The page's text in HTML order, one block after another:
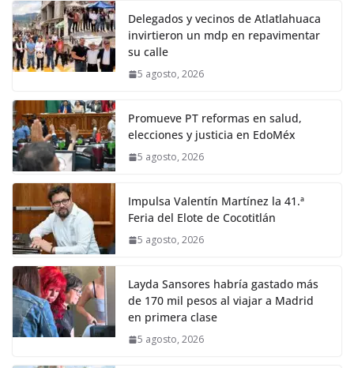
Delegados y vecinos de Atlatlahuaca
invirtieron un mdp en repavimentar
su calle
5 agosto, 2026
Promueve PT reformas en salud,
elecciones y justicia en EdoMéx
5 agosto, 2026
Impulsa Valentín Martínez la 41.ª
Feria del Elote de Cocotitlán
5 agosto, 2026
Layda Sansores habría gastado más
de 170 mil pesos al viajar a Madrid
en primera clase
5 agosto, 2026